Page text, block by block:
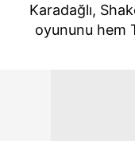
Karadağlı,
oyununu hem